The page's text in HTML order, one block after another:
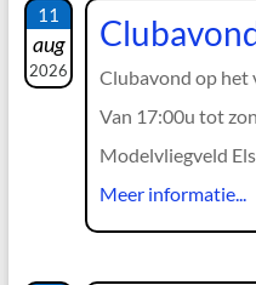
11
aug
2026
Clubavond op het
Van 17:00u tot
Modelvliegveld
Meer informatie...